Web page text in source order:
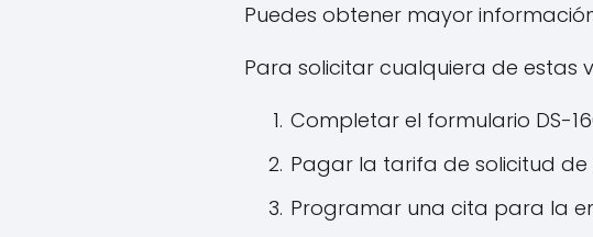
Puedes obtener mayor
Para solicitar cualquiera de estas
Completar el formulario DS-
Pagar la tarifa de solicitud de
Programar una cita para la